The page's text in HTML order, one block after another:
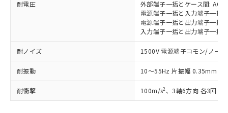
耐電圧
外部端子一括とケース間:
電源端子一括と入力端子一括
電源端子一括と出力端子一括
入力端子一括と出力端子一括
耐ノイズ 1500V 電源端子コモン/ノー
耐振動 10～55Hz 片振幅 0.35mm X
耐衝撃 100m/s2 、3軸6方向 各3回
※当社の共同利用者とは、"個人情報
の「1.共同利
用者の範囲」に記載されている法人を
51物質の非含有証明書（当社基準）
※本証明書は発行日時点で非含有を証明す
るもので、過去に遡って非含有を証明する
また、RoHS指令のフタル酸エステル類４
物質の対応では、対応完了までの期間は出
荷製品に未対応品が混在することから備考
欄に対応日を記載しておりました。
既に当社にて対応品への在庫切替を完了